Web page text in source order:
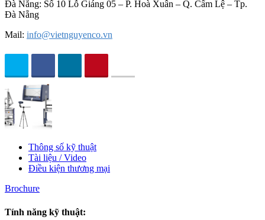
Đà Nẵng: Số 10 Lỗ Giáng 05 – P. Hoà Xuân – Q. Cẩm Lệ – Tp.
Đà Nẵng
Mail: info@vietnguyenco.vn
Thông số kỹ thuật
Tài liệu / Video
Điều kiện thương mại
Brochure
Tính năng kỹ thuật: